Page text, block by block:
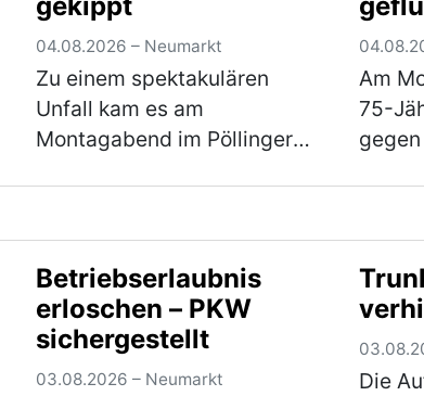
Ca. 500 m nach der
Trocknung…(mehr)
(mehr)
04.08.2026 – Neumarkt
Zu einem spektakulären
Unfall kam es am
Montagabend im Pöllinger
woraufhin der Nachläufer des
Sattelaufliegers umkippte
und e…(mehr)
Am
75-
von
den
Betriebserlaubnis
erloschen – PKW
sichergestellt
03.08.2026 – Neumarkt
Die